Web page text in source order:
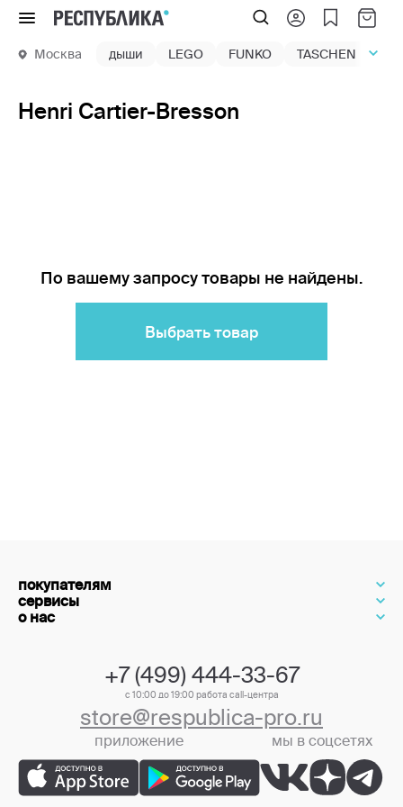
Меню
Москва дыши LEGO FUNKO TASCHEN
Henri Cartier-Bresson
По вашему запросу товары не найдены.
Выбрать товар
покупателям
сервисы
о нас
+7 (499) 444-33-67
с 10:00 до 19:00 работа call-центра
store@respublica-pro.ru
приложение мы в соцсетях